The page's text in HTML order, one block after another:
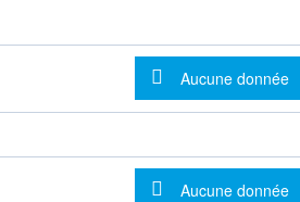
Message
Aucune donnée
Message
Aucune donnée